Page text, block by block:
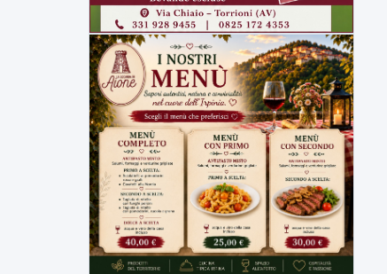
ULTIMI VIDEO
TUTTI I VIDEO